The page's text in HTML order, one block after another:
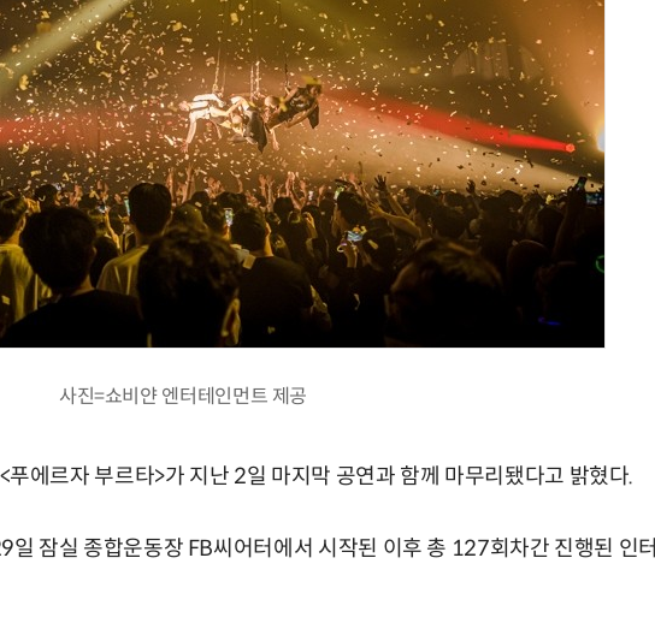
사진=쇼비얀 엔터테인먼트 제공
에르자 부르타>가 지난 2일 마지막 공연과 함께 마무리됐다고 밝혔다.
잠실 종합운동장 FB씨어터에서 시작된 이후 총 127회차간 진행된 인터